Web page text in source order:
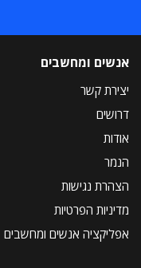
אנשים ומחשבים
יצירת קשר
דרושים
אודות
הנמר
הצהרת נגישות
מדיניות הפרטיות
אפליקציה אנשים ומחשבים